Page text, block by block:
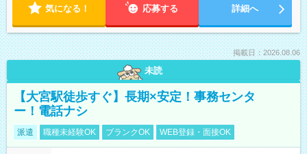
気になる！ 応募する 詳細へ
掲載日：2026.08.06
未読
【大宮駅徒歩すぐ】長期×安定！事務センタ
ー！電話ナシ
派遣 職種未経験OK ブランクOK WEB登録・面接OK